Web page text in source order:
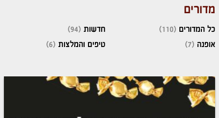
מדורים
כל המדורים (110)
אופנה (7)
חדשות (94)
טיפים והמלצות (6)